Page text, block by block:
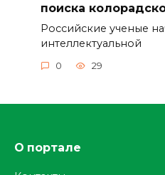
поиска
Российские ученые
интеллектуальной
0 29
О портале